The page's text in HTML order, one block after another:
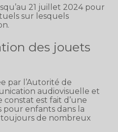
21 juillet 2024 pour
sur lesquels
des jouets
par l’Autorité de
audiovisuelle et
constat est fait d’une
pour enfants dans la
de nombreux